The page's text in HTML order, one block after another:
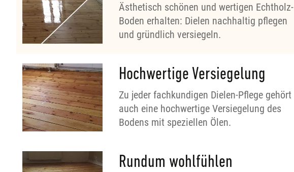
Ästhetisch schönen und wertigen Echtholz-
Boden erhalten: Dielen nachhaltig pflegen
und gründlich versiegeln.
Hochwertige Versiegelung
Zu jeder fachkundigen Dielen-Pflege gehört
auch eine hochwertige Versiegelung des
Bodens mit speziellen Ölen.
Rundum wohlfühlen